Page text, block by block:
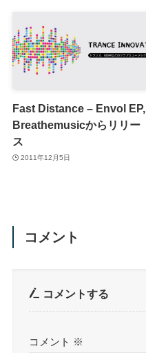
Fast Distance – Envol EP,
Breathemusicからリリー
ス
2011年12月5日
コメント
コメントする
コメント ※